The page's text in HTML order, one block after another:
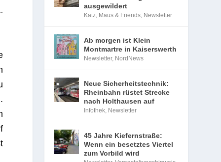
ausgewildert
Katz, Maus & Friends, Newsletter
Ab morgen ist Klein
Montmartre in Kaiserswerth
Newsletter, NordNews
Neue Sicherheitstechnik:
Rheinbahn rüstet Strecke
nach Holthausen auf
Infothek, Newsletter
45 Jahre Kiefernstraße:
Wenn ein besetztes Viertel
zum Vorbild wird